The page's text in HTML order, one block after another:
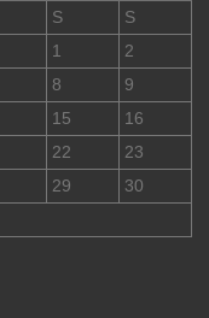
S
S
1
2
8
9
15
16
22
23
29
30